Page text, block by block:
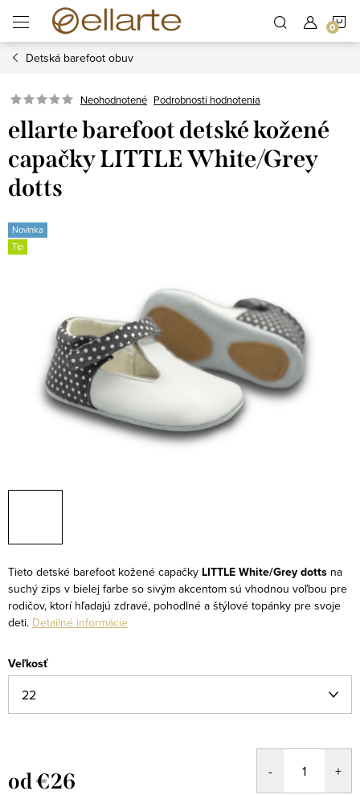
obsah
Detská barefoot obuv
Neohodnotené Podrobnosti hodnotenia
ellarte barefoot detské kožené
capačky LITTLE White/Grey
dotts
Novinka
Tip
Tieto detské barefoot kožené capačky LITTLE White/Grey dotts na
suchý zips v bielej farbe so sivým akcentom sú vhodnou voľbou pre
rodičov, ktorí hľadajú zdravé, pohodlné a štýlové topánky pre svoje
deti. Detailné informácie
Veľkosť
od€26